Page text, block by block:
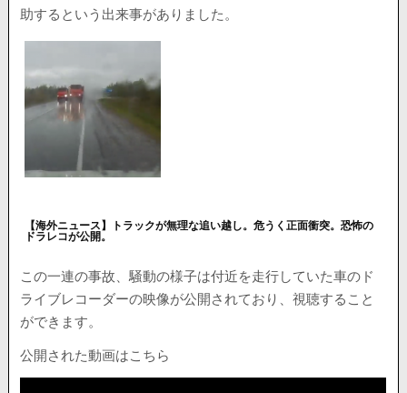
助するという出来事がありました。
【海外ニュース】トラックが無理な追い越し。危うく正面衝突。恐怖の
ドラレコが公開。
この一連の事故、騒動の様子は付近を走行していた車のド
ライブレコーダーの映像が公開されており、視聴すること
ができます。
公開された動画はこちら